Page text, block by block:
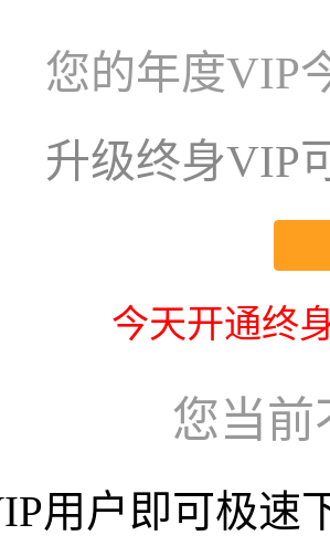
您的年度VIP
升级终身VIP
今天开通终
您当前
用户即可极速